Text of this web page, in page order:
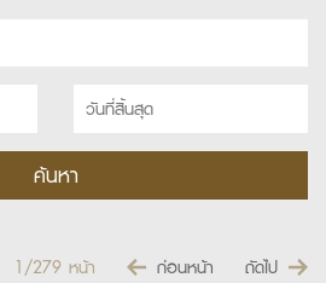
1/279 หน้า ก่อนหน้า ถัดไป